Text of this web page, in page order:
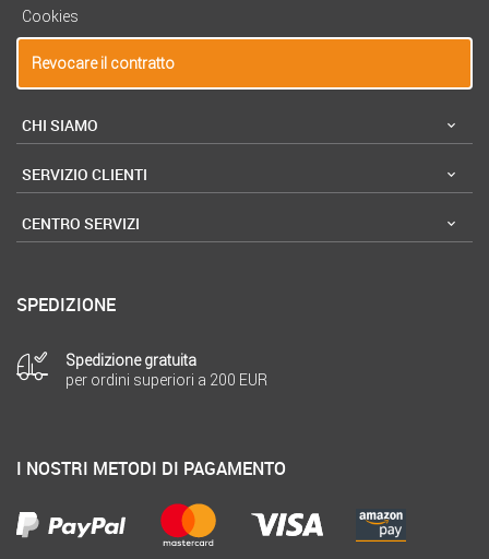
Cookies
Revocare il contratto
CHI SIAMO
SERVIZIO CLIENTI
CENTRO SERVIZI
SPEDIZIONE
Spedizione gratuita
per ordini superiori a 200 EUR
I NOSTRI METODI DI PAGAMENTO